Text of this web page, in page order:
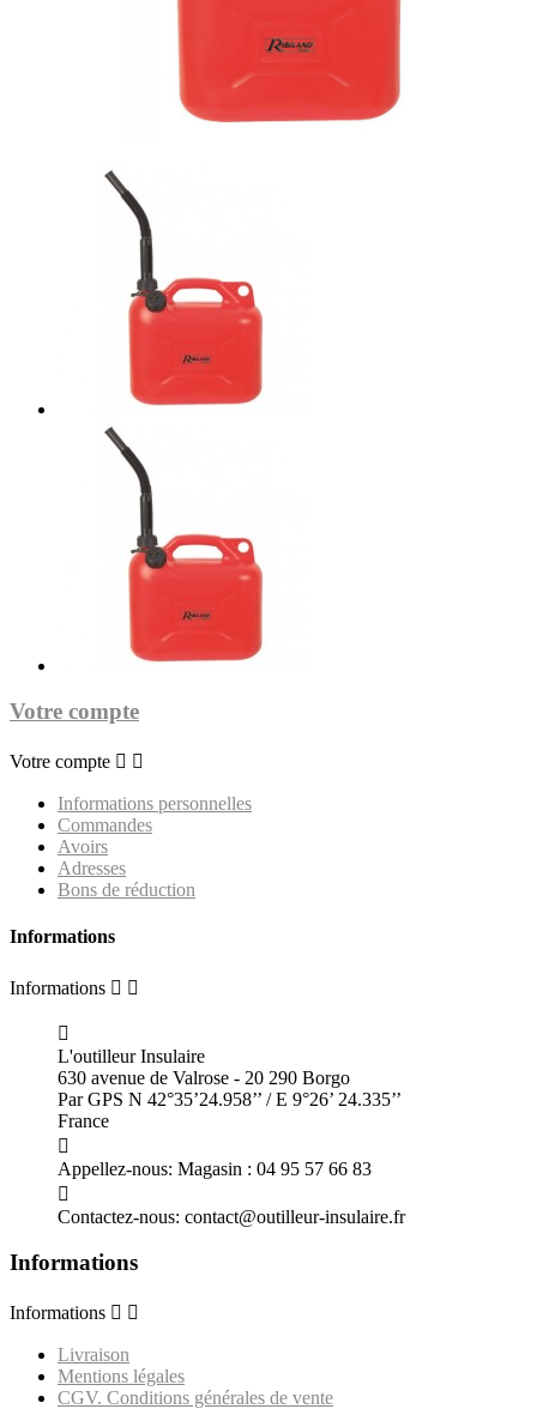
Votre compte
Votre compte  
Informations personnelles
Commandes
Avoirs
Adresses
Bons de réduction
Informations
Informations  

L'outilleur Insulaire
630 avenue de Valrose - 20 290 Borgo
Par GPS N 42°35’24.958’’ / E 9°26’ 24.335’’
France

Appellez-nous: Magasin : 04 95 57 66 83

Contactez-nous: contact@outilleur-insulaire.fr
Informations
Informations  
Livraison
Mentions légales
CGV. Conditions générales de vente